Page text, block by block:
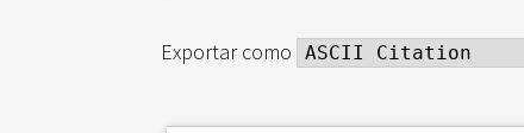
Exportar como